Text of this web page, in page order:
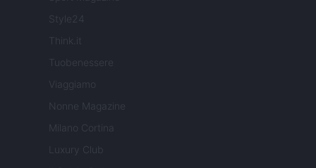
Style24
Think.it
Tuobenessere
Viaggiamo
Nonne Magazine
Milano Cortina
Luxury Club